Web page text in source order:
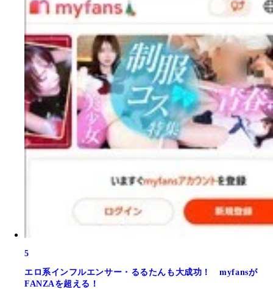
5
エロ系インフルエンサー・るるたんも大成功！ myfansが
FANZAを超える！